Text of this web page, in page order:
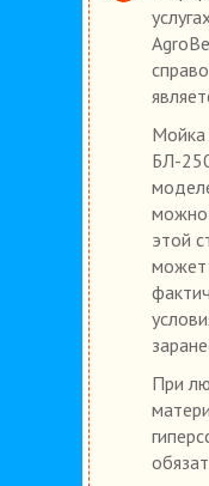
Мойка
БЛ-
можно
этой
может
При